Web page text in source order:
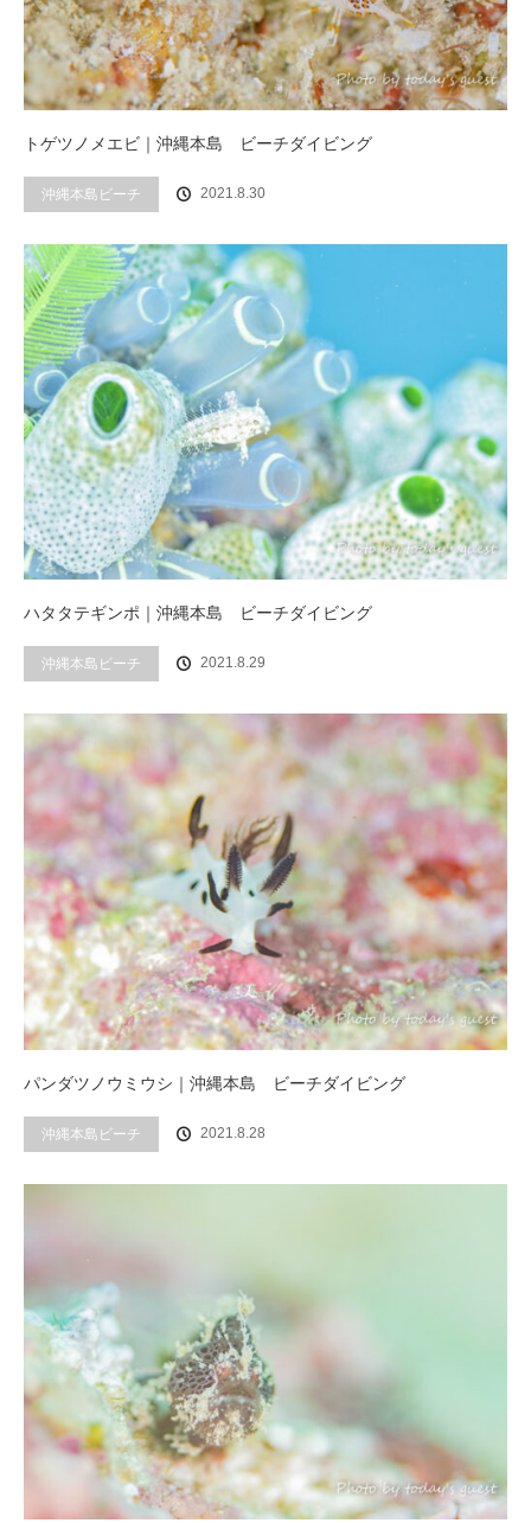
トゲツノメエビ｜沖縄本島 ビーチダイビング
沖縄本島ビーチ 2021.8.30
ハタタテギンポ｜沖縄本島 ビーチダイビング
沖縄本島ビーチ 2021.8.29
パンダツノウミウシ｜沖縄本島 ビーチダイビング
沖縄本島ビーチ 2021.8.28